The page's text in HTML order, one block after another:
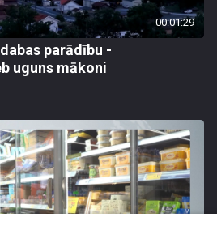
00:01:29
parādību -
uguns mākoni